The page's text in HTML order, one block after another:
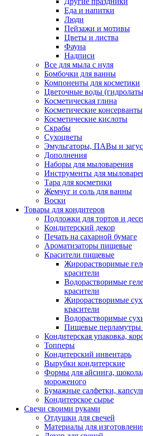
Еда и напитки
Люди
Пейзажи и мотивы
Цветы и листва
Фауна
Надписи
Все для мыла с нуля
Бомбочки для ванны
Компоненты для косметики
Цветочные воды
Косметическая глина
Косметические консерванты
Косметические кислоты
Скрабы
Сухоцветы
Эмульгаторы, ПАВы и
Дополнения
Наборы для мыловарения
Инструменты для
Тара для косметики
Жемчуг и соль для ванны
Воски
Товары для кондитеров
Подложки для тортов и
Кондитерский декор
Печать на сахарной бумаге
Ароматизаторы пищевые
Красители пищевые
Жирорастворимые
красители
Водорастворимые
красители
Жирорастворимые
красители
Водорастворимые
Пищевые перламутры
Кондитерская упаковка,
Топперы
Кондитерский инвентарь
Вырубки кондитерские
Формы для айсинга,
мороженого
Бумажные салфетки,
Кондитерское сырье
Свечи своими руками
Отдушки для свечей
Материалы для